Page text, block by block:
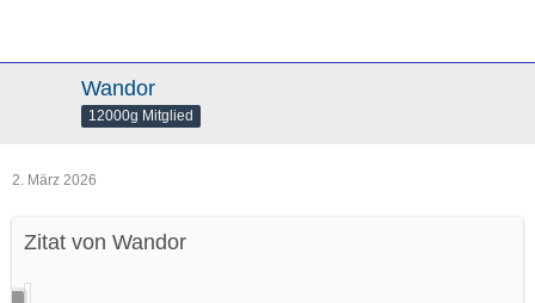
Wandor
12000g Mitglied
2. März 2026
Zitat von Wandor